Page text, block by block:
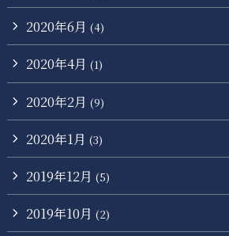
2020年6月 (4)
2020年4月 (1)
2020年2月 (9)
2020年1月 (3)
2019年12月 (5)
2019年10月 (2)